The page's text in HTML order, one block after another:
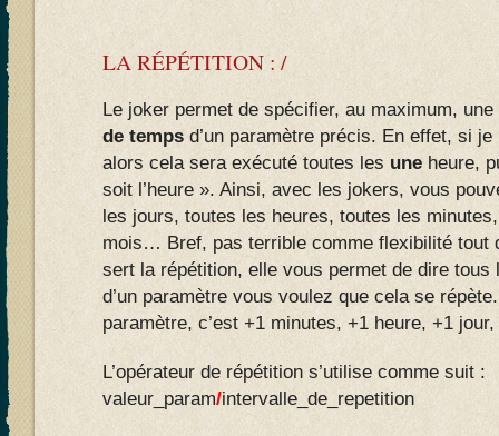
LA RÉPÉTITION : /
Le joker permet de spécifier, au maximum,
de temps d’un paramètre précis. En effet, si
alors cela sera exécuté toutes les une heure,
soit l’heure ». Ainsi, avec les jokers, vous
les jours, toutes les heures, toutes les
mois… Bref, pas terrible comme flexibilité tout
sert la répétition, elle vous permet de dire tous
d’un paramètre vous voulez que cela se
paramètre, c’est +1 minutes, +1 heure, +1
L’opérateur de répétition s’utilise comme suit :
valeur_param/intervalle_de_repetition